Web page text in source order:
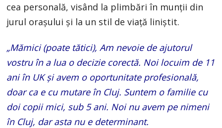
cea personală, visând la plimbări în munții din
jurul orașului și la un stil de viață liniștit.
„Mămici (poate tătici), Am nevoie de ajutorul
vostru în a lua o decizie corectă. Noi locuim de 11
ani în UK și avem o oportunitate profesională,
doar ca e cu mutare în Cluj. Suntem o familie cu
doi copii mici, sub 5 ani. Noi nu avem pe nimeni
în Cluj, dar asta nu e determinant.